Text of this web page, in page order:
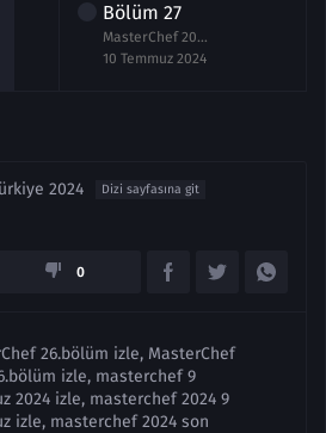
Bölüm 27
MasterChef 2024 27.Bölüm izle 10 Temmuz
10 Temmuz 2024
2024 Dizi sayfasına git
0
26.bölüm izle, MasterChef
izle, masterchef 9
2024 izle, masterchef 2024 9
izle, masterchef 2024 son